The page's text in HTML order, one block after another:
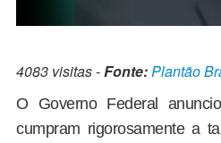
4083 visitas -Fonte:Plantão
O Governo Federal
cumpram rigorosamente a